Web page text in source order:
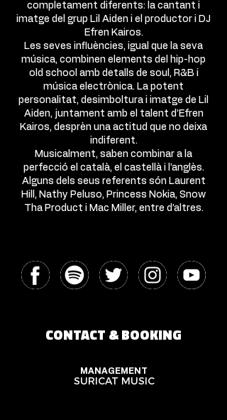
completament diferents: la cantant i
imatge del grup Lil Aiden i el productor i DJ
Efren Kairos.
Les seves influències, igual que la seva
música, combinen elements del hip-hop
old school amb detalls de soul, R&B i
música electrònica. La potent
personalitat, desimboltura i imatge de Lil
Aiden, juntament amb el talent d’Efren
Kairos, desprèn una actitud que no deixa
indiferent.
Musicalment, saben combinar a la
perfecció el català, el castellà i l’anglès.
Alguns dels seus referents són Laurent
Hill, Nathy Peluso, Princess Nokia, Snow
Tha Product i Mac Miller, entre d’altres.
CONTACT & BOOKING
MANAGEMENT
SURICAT MUSIC